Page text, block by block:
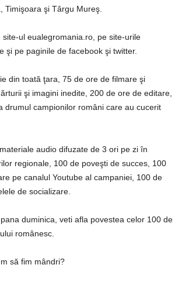
Timişoara şi Târgu Mureş.
ul eualegromania.ro, pe site-urile
şi pe paginile de facebook şi twitter.
din toată ţara, 75 de ore de filmare şi
şi imagini inedite, 200 de ore de editare,
drumul campionilor români care au cucerit
audio difuzate de 3 ori pe zi în
regionale, 100 de poveşti de succes, 100
pe canalul Youtube al campaniei, 100 de
de socializare.
duminica, veti afla povestea celor 100 de
românesc.
să fim mândri?